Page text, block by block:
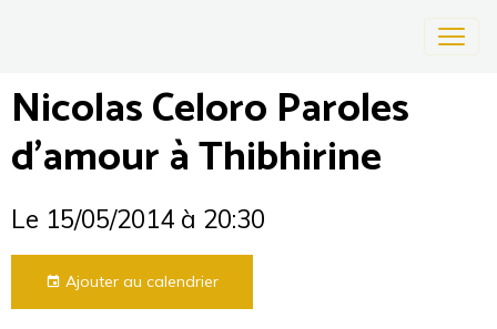
Nicolas Celoro Paroles
d'amour à Thibhirine
Le 15/05/2014 à 20:30
Ajouter au calendrier